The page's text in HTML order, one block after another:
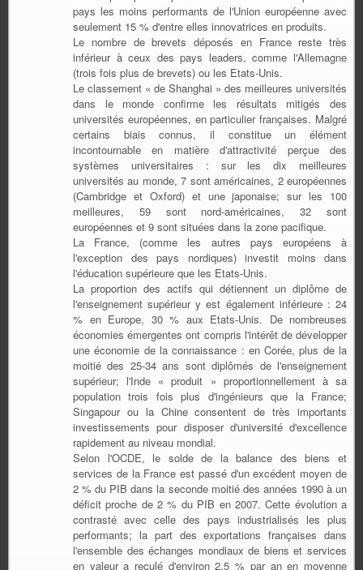
pays les moins performants de l'Union européenne avec
seulement 15 % d'entre elles innovatrices en produits.
Le nombre de brevets déposés en France reste très
inférieur à ceux des pays leaders, comme l'Allemagne
(trois fois plus de brevets) ou les Etats-Unis.
Le classement « de Shanghai » des meilleures universités
dans le monde confirme les résultats mitigés des
universités européennes, en particulier françaises. Malgré
certains biais connus, il constitue un élément
incontournable en matière d'attractivité perçue des
systèmes universitaires : sur les dix meilleures
universités au monde, 7 sont américaines, 2 européennes
(Cambridge et Oxford) et une japonaise; sur les 100
meilleures, 59 sont nord-américaines, 32 sont
européennes et 9 sont situées dans la zone pacifique.
La France, (comme les autres pays européens à
l'exception des pays nordiques) investit moins dans
l'éducation supérieure que les Etats-Unis.
La proportion des actifs qui détiennent un diplôme de
l'enseignement supérieur y est également inférieure : 24
% en Europe, 30 % aux Etats-Unis. De nombreuses
économies émergentes ont compris l'intérêt de développer
une économie de la connaissance : en Corée, plus de la
moitié des 25-34 ans sont diplômés de l'enseignement
supérieur; l'Inde « produit » proportionnellement à sa
population trois fois plus d'ingénieurs que la France;
Singapour ou la Chine consentent de très importants
investissements pour disposer d'université d'excellence
rapidement au niveau mondial.
Selon l'OCDE, le solde de la balance des biens et
services de la France est passé d'un excédent moyen de
2 % du PIB dans la seconde moitié des années 1990 à un
déficit proche de 2 % du PIB en 2007. Cette évolution a
contrasté avec celle des pays industrialisés les plus
performants; la part des exportations françaises dans
l'ensemble des échanges mondiaux de biens et services
en valeur a reculé d'environ 2,5 % par an en moyenne